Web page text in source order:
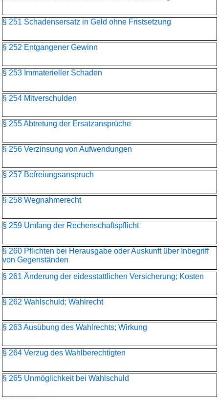
§ 251 Schadensersatz in Geld ohne Fristsetzung
§ 252 Entgangener Gewinn
§ 253 Immaterieller Schaden
§ 254 Mitverschulden
§ 255 Abtretung der Ersatzansprüche
§ 256 Verzinsung von Aufwendungen
§ 257 Befreiungsanspruch
§ 258 Wegnahmerecht
§ 259 Umfang der Rechenschaftspflicht
§ 260 Pflichten bei Herausgabe oder Auskunft über Inbegriff
von Gegenständen
§ 261 Änderung der eidesstattlichen Versicherung; Kosten
§ 262 Wahlschuld; Wahlrecht
§ 263 Ausübung des Wahlrechts; Wirkung
§ 264 Verzug des Wahlberechtigten
§ 265 Unmöglichkeit bei Wahlschuld